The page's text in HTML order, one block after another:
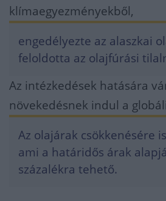
klímaegyezményekből,
engedélyezte az alaszkai
feloldotta az olajfúrási
Az intézkedések hatására
növekedésnek indul a
Az olajárak csökkenésére
ami a határidős árak
százalékra tehető.